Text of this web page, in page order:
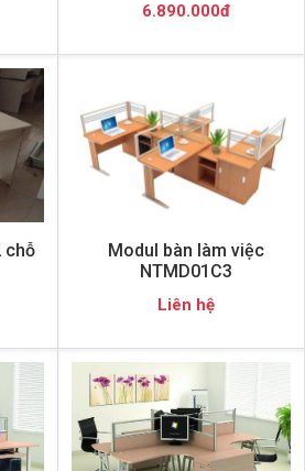
6.890.000đ
chỗ
Modul bàn làm việc
NTMD01C3
Liên hệ